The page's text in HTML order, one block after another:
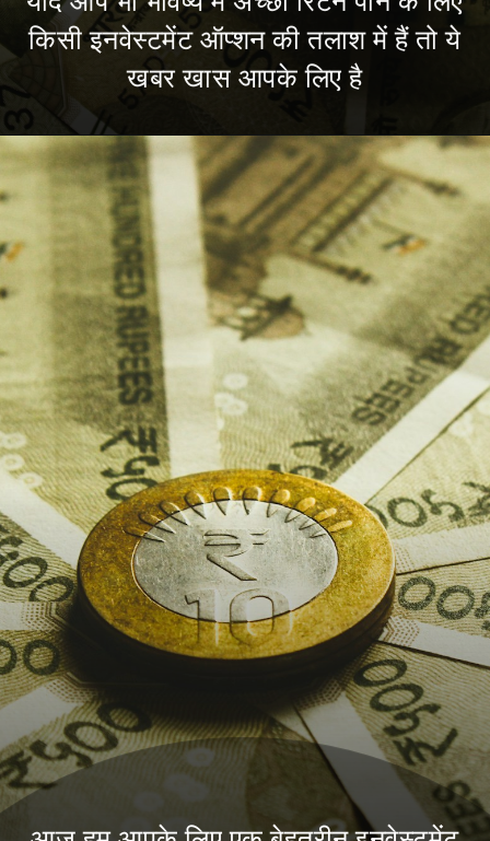
किसी इनवेस्टमेंट ऑप्शन की तलाश में हैं तो ये
खबर खास आपके लिए है